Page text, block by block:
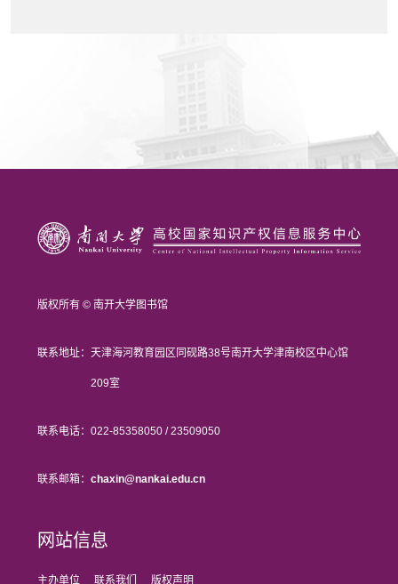
版权所有 © 南开大学图书馆
联系地址： 天津海河教育园区同砚路38号南开大学津南校区中心馆
209室
联系电话： 022-85358050 / 23509050
联系邮箱： chaxin@nankai.edu.cn
网站信息
主办单位 联系我们 版权声明